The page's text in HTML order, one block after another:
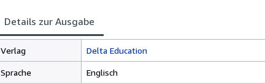
Details zur Ausgabe
Verlag Delta Education
Sprache Englisch